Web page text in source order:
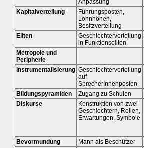
Anpassung
Kapitalverteilung
Führungsposten,
Lohnhöhen,
Besitzverteilung
Eliten
Geschlechterverteilung
in Funktionseliten
Metropole und
Peripherie
Instrumentalisierung Geschlechterverteilung
auf
SprecherInnenposten
Bildungspyramiden
Zugang zu Schulen
Diskurse
Konstruktion von zwei
Geschlechtern, Rollen,
Erwartungen, Symbole
Bevormundung
Mann als Beschützer